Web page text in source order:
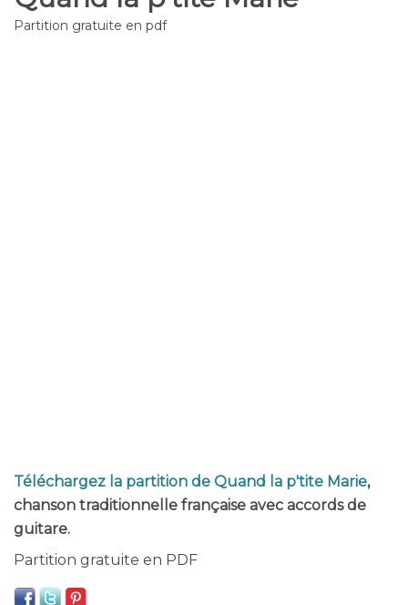
Partition gratuite en pdf
Téléchargez la partition de Quand la p'tite Marie,
chanson traditionnelle française avec accords de
guitare.
Partition gratuite en PDF